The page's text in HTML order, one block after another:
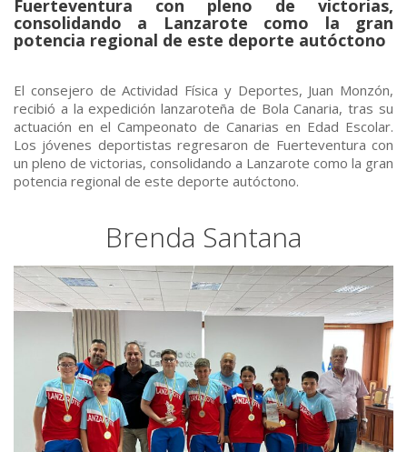
Fuerteventura con pleno de victorias,
consolidando a Lanzarote como la gran
potencia regional de este deporte autóctono
El consejero de Actividad Física y Deportes, Juan Monzón,
recibió a la expedición lanzaroteña de Bola Canaria, tras su
actuación en el Campeonato de Canarias en Edad Escolar.
Los jóvenes deportistas regresaron de Fuerteventura con
un pleno de victorias, consolidando a Lanzarote como la gran
potencia regional de este deporte autóctono.
Brenda Santana